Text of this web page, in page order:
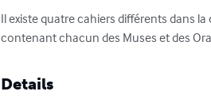
Il existe quatre cahiers différents dans
contenant chacun des Muses et des
Details